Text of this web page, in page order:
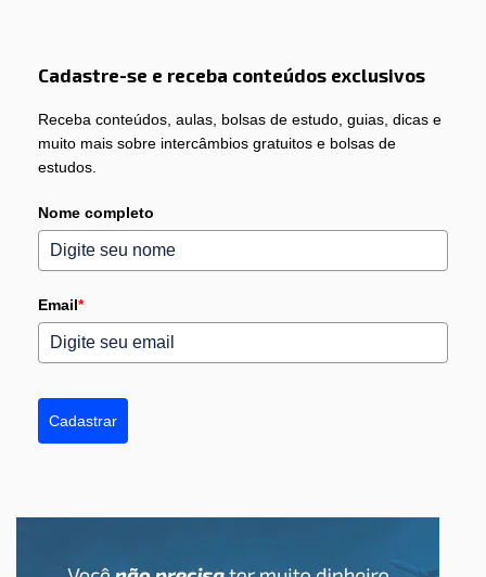
Cadastre-se e receba conteúdos exclusivos
Receba conteúdos, aulas, bolsas de estudo, guias, dicas e
muito mais sobre intercâmbios gratuitos e bolsas de
estudos.
Nome completo
Email*
Cadastrar